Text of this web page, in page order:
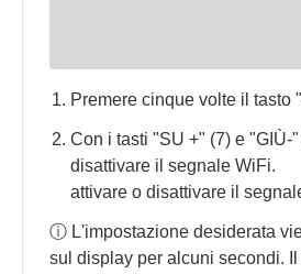
Premere cinque volte il tasto
Con i tasti "SU +" (7) e "GIÙ-
disattivare il segnale WiFi.
attivare o disattivare il
ⓘ L'impostazione desiderata
sul display per alcuni secondi.